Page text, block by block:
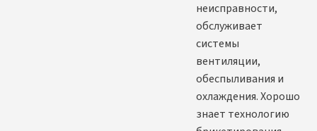
неисправности,
обслуживает
системы
вентиляции,
обеспыливания и
охлаждения. Хорошо
знает технологию